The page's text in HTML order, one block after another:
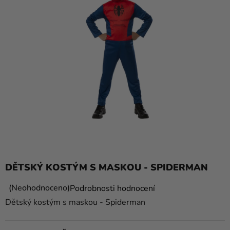
a
merch
DĚTSKÝ KOSTÝM S MASKOU - SPIDERMAN
Průměrné
hodnocení
NeohodnocenoPodrobnosti hodnocení
Dětský kostým s maskou - Spiderman